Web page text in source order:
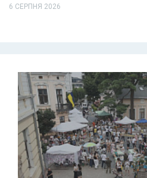
6 СЕРПНЯ 2026